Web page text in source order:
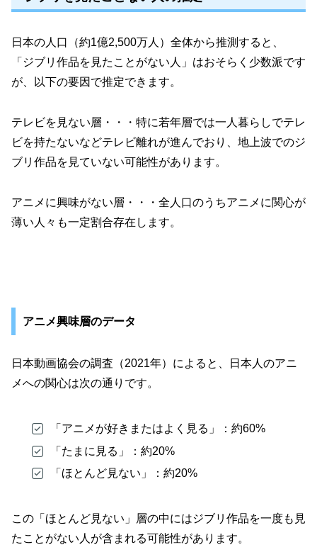
日本の人口（約1億2,500万人）全体から推測すると、
「ジブリ作品を見たことがない人」はおそらく少数派です
が、以下の要因で推定できます。
テレビを見ない層・・・特に若年層では一人暮らしでテレ
ビを持たないなどテレビ離れが進んでおり、地上波でのジ
ブリ作品を見ていない可能性があります。
アニメに興味がない層・・・全人口のうちアニメに関心が
薄い人々も一定割合存在します。
アニメ興味層のデータ
日本動画協会の調査（2021年）によると、日本人のアニ
メへの関心は次の通りです。
「アニメが好きまたはよく見る」：約60%
「たまに見る」：約20%
「ほとんど見ない」：約20%
この「ほとんど見ない」層の中にはジブリ作品を一度も見
たことがない人が含まれる可能性があります。